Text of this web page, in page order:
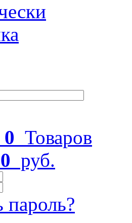
0 Товаров
0 руб.